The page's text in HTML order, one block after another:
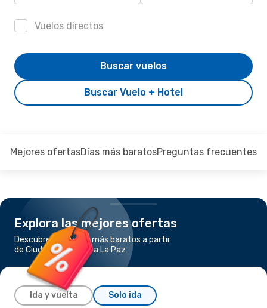
Vuelos directos
Buscar Vuelo + Hotel
Buscar vuelos
Mejores ofertasDías más baratosPreguntas frecuentes
Explora las mejores ofertas
Descubre los vuelos más baratos a partir
de Ciudad de México a La Paz
Ida y vuelta Solo ida